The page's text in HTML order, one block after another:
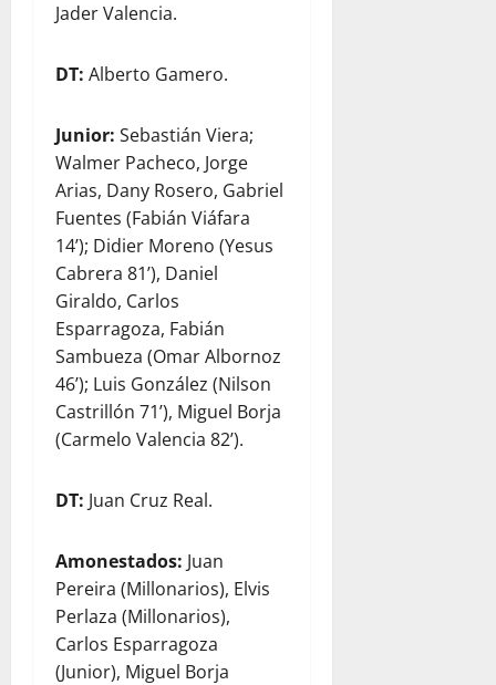
Jader Valencia.
DT: Alberto Gamero.
Junior: Sebastián Viera;
Walmer Pacheco, Jorge
Arias, Dany Rosero, Gabriel
Fuentes (Fabián Viáfara
14’); Didier Moreno (Yesus
Cabrera 81’), Daniel
Giraldo, Carlos
Esparragoza, Fabián
Sambueza (Omar Albornoz
46’); Luis González (Nilson
Castrillón 71’), Miguel Borja
(Carmelo Valencia 82’).
DT: Juan Cruz Real.
Amonestados: Juan
Pereira (Millonarios), Elvis
Perlaza (Millonarios),
Carlos Esparragoza
(Junior), Miguel Borja